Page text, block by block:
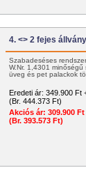
4. <> 2 fejes
Szabadeséses
W.Nr. 1,4301
üveg és pet palackok
Eredeti ár: 349.900 Ft
(Br. 444.373 Ft)
Akciós ár: 309.900
(Br. 393.573 Ft)